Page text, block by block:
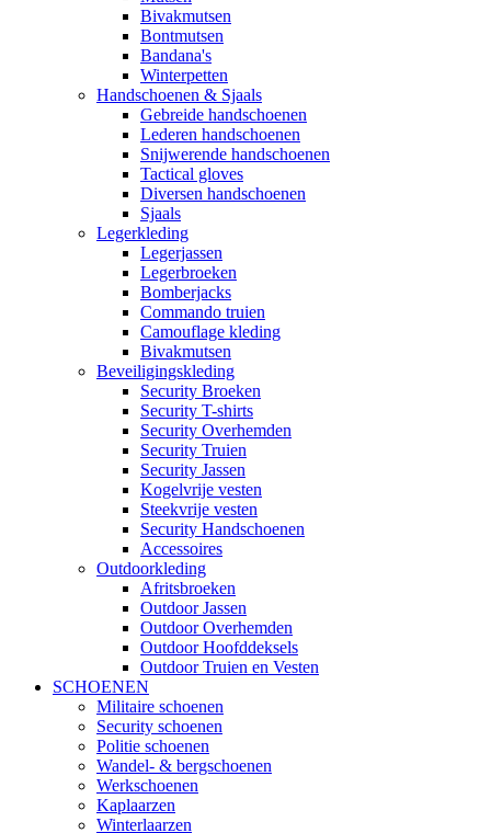
Bivakmutsen
Bontmutsen
Bandana's
Winterpetten
Handschoenen & Sjaals
Gebreide handschoenen
Lederen handschoenen
Snijwerende handschoenen
Tactical gloves
Diversen handschoenen
Sjaals
Legerkleding
Legerjassen
Legerbroeken
Bomberjacks
Commando truien
Camouflage kleding
Bivakmutsen
Beveiligingskleding
Security Broeken
Security T-shirts
Security Overhemden
Security Truien
Security Jassen
Kogelvrije vesten
Steekvrije vesten
Security Handschoenen
Accessoires
Outdoorkleding
Afritsbroeken
Outdoor Jassen
Outdoor Overhemden
Outdoor Hoofddeksels
Outdoor Truien en Vesten
SCHOENEN
Militaire schoenen
Security schoenen
Politie schoenen
Wandel- & bergschoenen
Werkschoenen
Kaplaarzen
Winterlaarzen